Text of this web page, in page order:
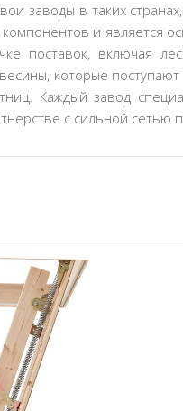
заводы в таких
компонентов и является
поставок, включая
которые
Каждый завод
с сильной сетью